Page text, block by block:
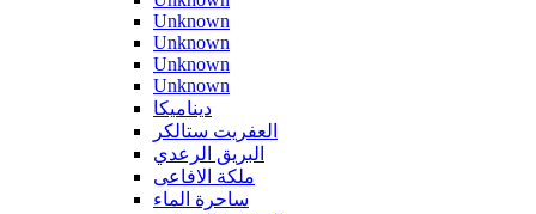
Unknown
Unknown
Unknown
Unknown
ديناميكا
العفريت ستالكر
البريق الرعدي
ملكة الافاعى
ساحرة الماء